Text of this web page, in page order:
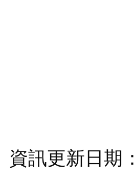
資訊更新日期：